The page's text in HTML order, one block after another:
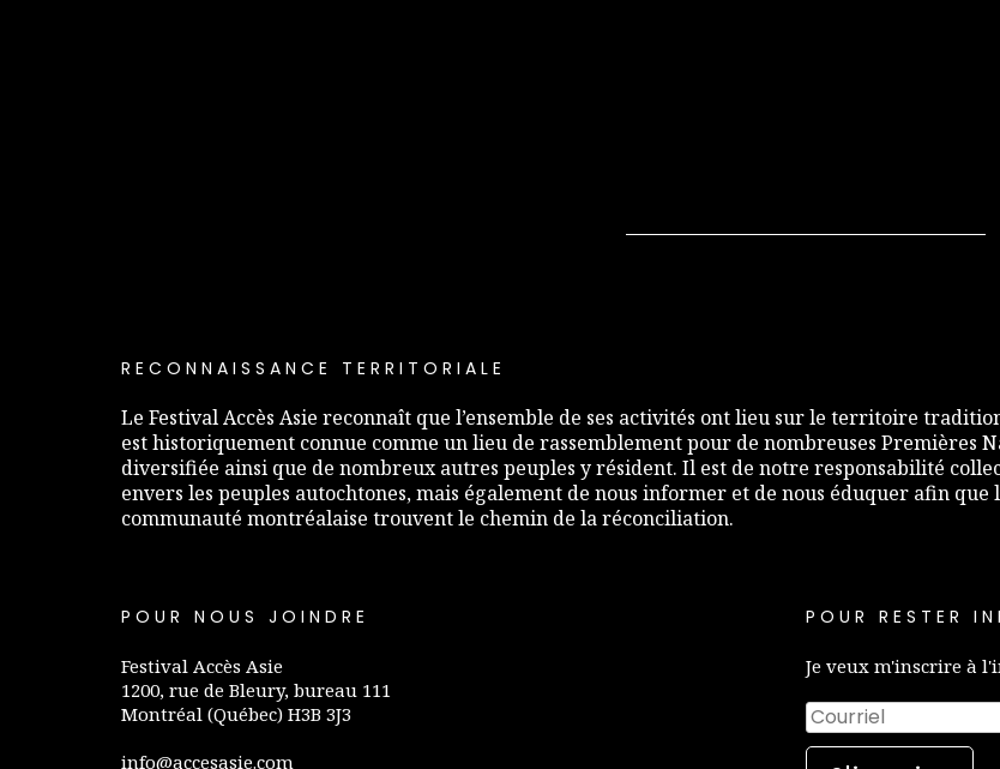
RECONNAISSANCE TERRITORIALE
Le Festival Accès Asie reconnaît que l’ensemble de ses activités ont lieu sur le territoire
est historiquement connue comme un lieu de rassemblement pour de nombreuses Premières
diversifiée ainsi que de nombreux autres peuples y résident. Il est de notre responsabilité
envers les peuples autochtones, mais également de nous informer et de nous éduquer afin
communauté montréalaise trouvent le chemin de la réconciliation.
POUR NOUS JOINDRE
Festival Accès Asie
1200, rue de Bleury, bureau 111
Montréal (Québec) H3B 3J3
info@accesasie.com
POUR RESTER
Je veux m'inscrire à